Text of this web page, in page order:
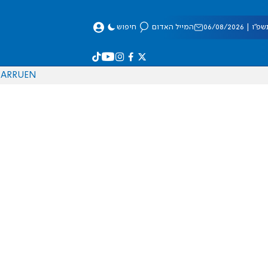
08/2026 המייל האדום חיפוש
EN
RU
AR